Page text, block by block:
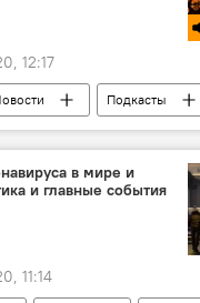
12:17
Подкасты
в мире и
и главные события
11:14